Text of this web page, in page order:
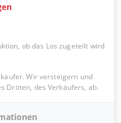
ob das Los zugeteilt wird
Wir versteigern und
Dritten, des Verkäufers, ab.